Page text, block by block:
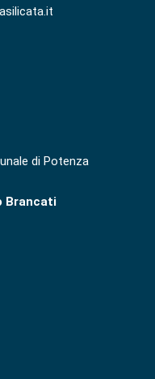
di Potenza
Brancati